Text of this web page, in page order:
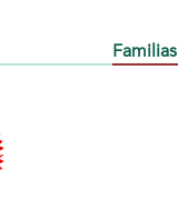
Familias